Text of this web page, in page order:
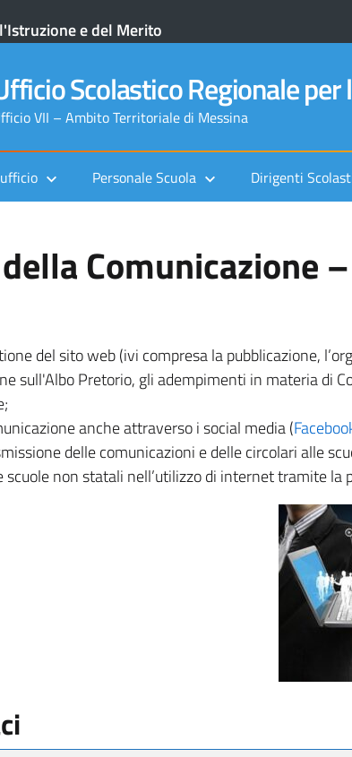
e del Merito
Scolastico Regionale per
VII – Ambito Territoriale di Messina
Personale Scuola Dirigenti
Comunicazione
del sito web (ivi compresa la pubblicazione,
sull'Albo Pretorio, gli adempimenti in materia di
anche attraverso i social media (
delle comunicazioni e delle circolari alle
scuole non statali nell’utilizzo di internet tramite la